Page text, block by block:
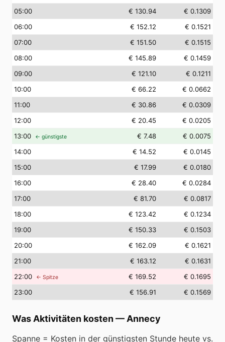
05:00 € 130.94
€ 0.1309
06:00 € 152.12
€ 0.1521
07:00 € 151.50
€ 0.1515
08:00 € 145.89
€ 0.1459
09:00 € 121.10
€ 0.1211
10:00 € 66.22
€ 0.0662
11:00 € 30.86
€ 0.0309
12:00 € 20.45
€ 0.0205
13:00 ← günstigste € 7.48
€ 0.0075
14:00 € 14.52
€ 0.0145
15:00 € 17.99
€ 0.0180
16:00 € 28.40
€ 0.0284
17:00 € 81.70
€ 0.0817
18:00 € 123.42
€ 0.1234
19:00 € 150.33
€ 0.1503
20:00 € 162.09
€ 0.1621
21:00 € 163.12
€ 0.1631
22:00 ← Spitze € 169.52
€ 0.1695
23:00 € 156.91 € 0.1569
Was Aktivitäten kosten — Annecy
Spanne = Kosten in der günstigsten Stunde heute vs.